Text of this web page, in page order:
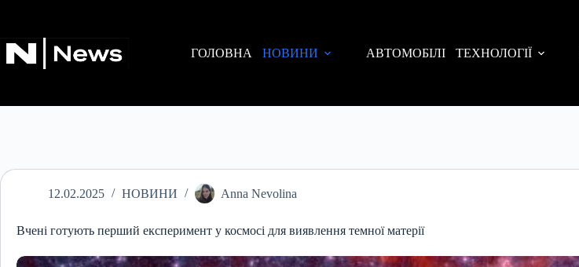
ГОЛОВНА
НОВИНИ АВТОМОБІЛІ ТЕХНОЛОГІЇ
12.02.2025 НОВИНИ Anna Nevolina
Вчені готують перший експеримент у космосі для виявлення темної матерії